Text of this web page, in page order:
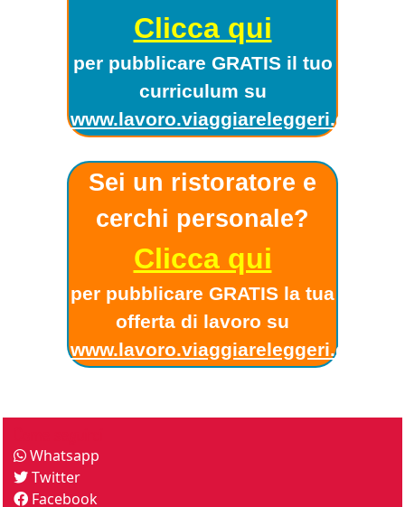
Clicca qui
per pubblicare GRATIS il tuo
curriculum su
www.lavoro.viaggiareleggeri.com
Sei un ristoratore e
cerchi personale?
Clicca qui
per pubblicare GRATIS la tua
offerta di lavoro su
www.lavoro.viaggiareleggeri.com
Whatsapp
Twitter
Facebook